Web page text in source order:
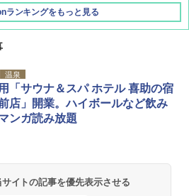
ランキングをもっと見る
温泉
「サウナ＆スパ ホテル 喜助の宿
店」開業。ハイボールなど飲み
ンガ読み放題
イトの記事を優先表示させる